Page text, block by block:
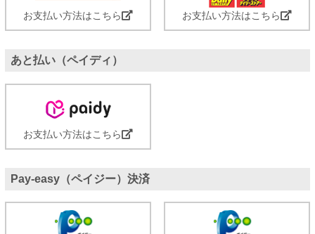
お支払い方法はこちら お支払い方法はこちら
あと払い（ペイディ）
お支払い方法はこちら
Pay-easy（ペイジー）決済